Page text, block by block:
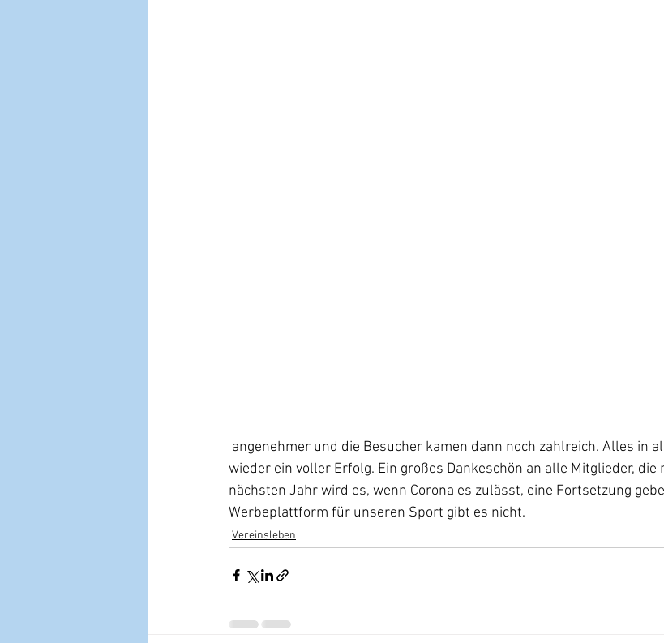
wieder ein voller Erfolg. Ein großes Dankeschön an alle Mitglieder, die
nächsten Jahr wird es, wenn Corona es zulässt, eine Fortsetzung
Werbeplattform für unseren Sport gibt es nicht.
Vereinsleben